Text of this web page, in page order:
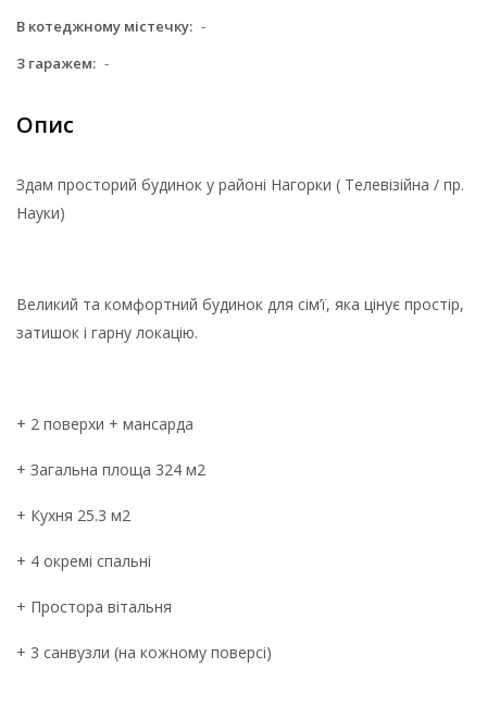
В котеджному містечку: -
З гаражем: -
Опис
Здам просторий будинок у районі Нагорки ( Телевізійна / пр.
Науки)
Великий та комфортний будинок для сім’ї, яка цінує простір,
затишок і гарну локацію.
+ 2 поверхи + мансарда
+ Загальна площа 324 м2
+ Кухня 25.3 м2
+ 4 окремі спальні
+ Простора вітальня
+ 3 санвузли (на кожному поверсі)